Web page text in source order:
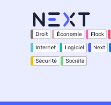
Droit Économie Flock
Internet Logiciel Next
Sécurité Société